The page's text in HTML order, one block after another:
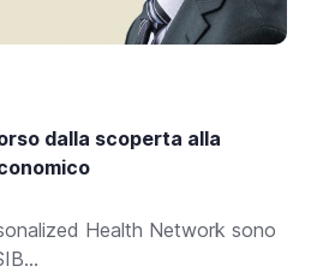
dalla scoperta alla
Health Network sono